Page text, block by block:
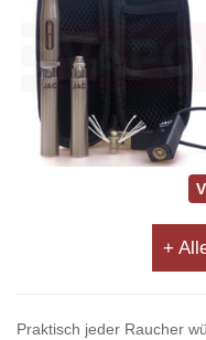
+
Praktisch jeder Raucher